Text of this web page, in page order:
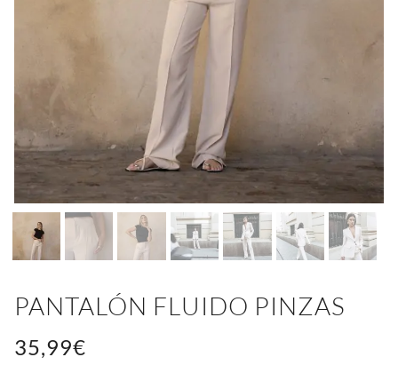
PANTALÓN FLUIDO PINZAS
35,99€